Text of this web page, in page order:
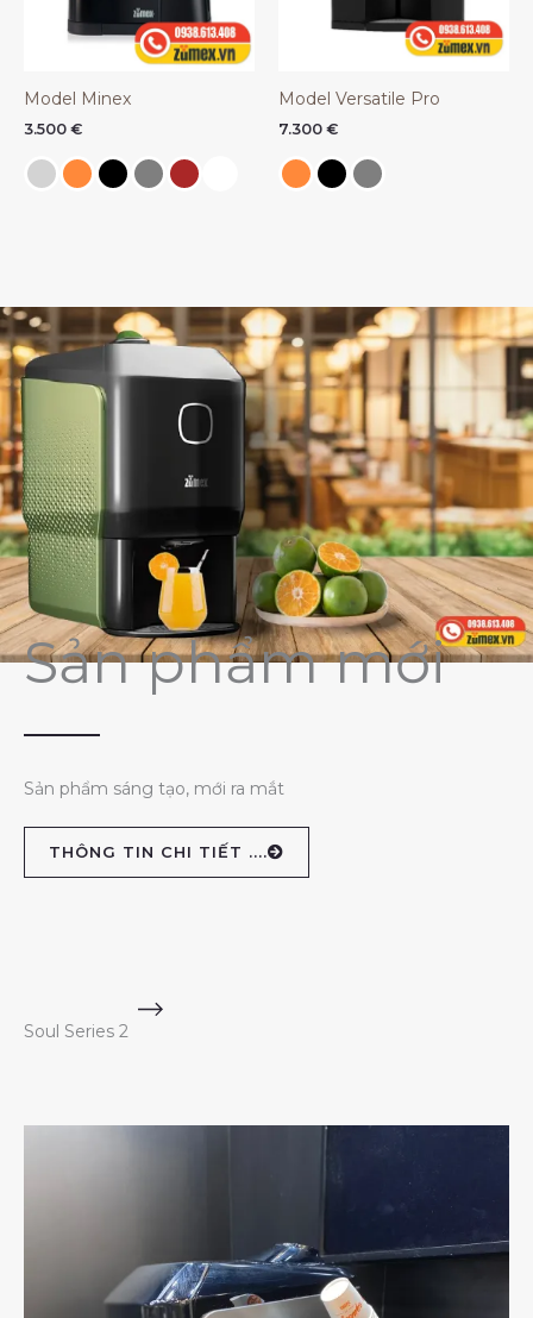
Model Minex
3.500 €
Model Versatile Pro
7.300 €
Sản phẩm mới
Sản phẩm sáng tạo, mới ra mắt
THÔNG TIN CHI TIẾT ....
Soul Series 2